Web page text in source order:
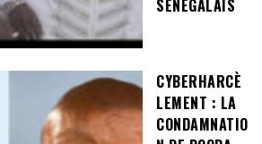
SÉNÉGALAIS
CYBERHARCÈ
LEMENT : LA
CONDAMNATIO